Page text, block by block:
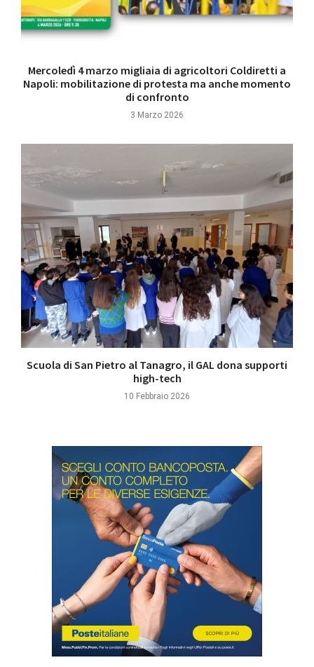
Mercoledì 4 marzo migliaia di agricoltori Coldiretti a
Napoli: mobilitazione di protesta ma anche momento
di confronto
3 Marzo 2026
Scuola di San Pietro al Tanagro, il GAL dona supporti
high-tech
10 Febbraio 2026